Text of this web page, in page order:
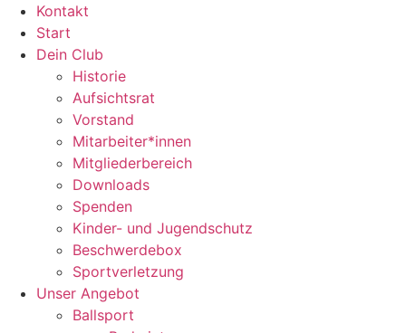
Kontakt
Start
Dein Club
Historie
Aufsichtsrat
Vorstand
Mitarbeiter*innen
Mitgliederbereich
Downloads
Spenden
Kinder- und Jugendschutz
Beschwerdebox
Sportverletzung
Unser Angebot
Ballsport